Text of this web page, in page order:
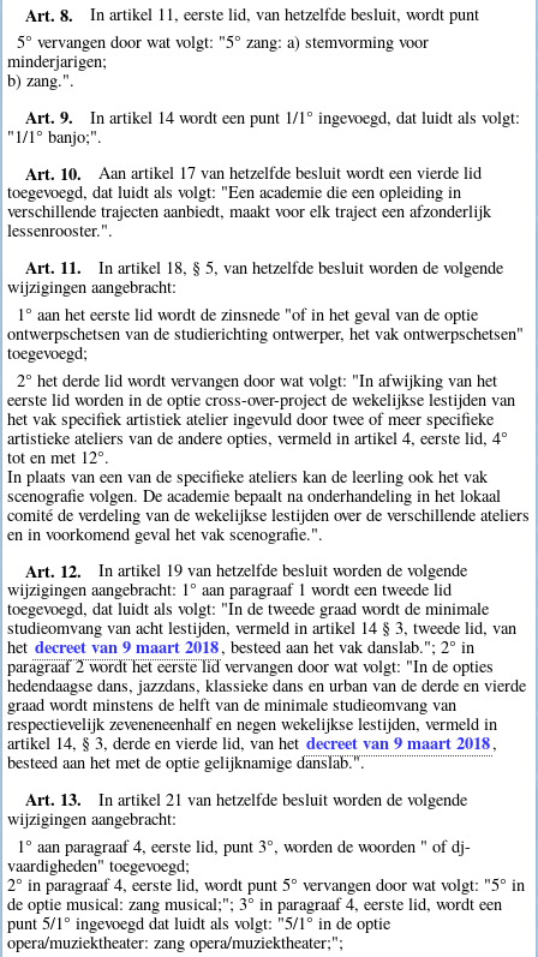
Art. 8.
In artikel 11, eerste lid, van hetzelfde besluit, wordt punt
5° vervangen door wat volgt: "5° zang: a) stemvorming voor
minderjarigen;
b) zang.".
Art. 9.
In artikel 14 wordt een punt 1/1° ingevoegd, dat luidt als volgt:
"1/1° banjo;".
Art. 10.
Aan artikel 17 van hetzelfde besluit wordt een vierde lid
toegevoegd, dat luidt als volgt: "Een academie die een opleiding in
verschillende trajecten aanbiedt, maakt voor elk traject een afzonderlijk
lessenrooster.".
Art. 11.
In artikel 18, § 5, van hetzelfde besluit worden de volgende
wijzigingen aangebracht:
1° aan het eerste lid wordt de zinsnede "of in het geval van de optie
ontwerpschetsen van de studierichting ontwerper, het vak ontwerpschetsen"
toegevoegd;
2° het derde lid wordt vervangen door wat volgt: "In afwijking van het
eerste lid worden in de optie cross-over-project de wekelijkse lestijden van
het vak specifiek artistiek atelier ingevuld door twee of meer specifieke
artistieke ateliers van de andere opties, vermeld in artikel 4, eerste lid, 4°
tot en met 12°.
In plaats van een van de specifieke ateliers kan de leerling ook het vak
scenografie volgen. De academie bepaalt na onderhandeling in het lokaal
comité de verdeling van de wekelijkse lestijden over de verschillende ateliers
en in voorkomend geval het vak scenografie.".
Art. 12.
In artikel 19 van hetzelfde besluit worden de volgende
wijzigingen aangebracht: 1° aan paragraaf 1 wordt een tweede lid
toegevoegd, dat luidt als volgt: "In de tweede graad wordt de minimale
studieomvang van acht lestijden, vermeld in artikel 14 § 3, tweede lid, van
het decreet van 9 maart 2018, besteed aan het vak danslab."; 2° in
paragraaf 2 wordt het eerste lid vervangen door wat volgt: "In de opties
hedendaagse dans, jazzdans, klassieke dans en urban van de derde en vierde
graad wordt minstens de helft van de minimale studieomvang van
respectievelijk zeveneneenhalf en negen wekelijkse lestijden, vermeld in
artikel 14, § 3, derde en vierde lid, van het decreet van 9 maart 2018,
besteed aan het met de optie gelijknamige danslab.".
Art. 13.
In artikel 21 van hetzelfde besluit worden de volgende
wijzigingen aangebracht:
1° aan paragraaf 4, eerste lid, punt 3°, worden de woorden " of dj-
vaardigheden" toegevoegd;
2° in paragraaf 4, eerste lid, wordt punt 5° vervangen door wat volgt: "5° in
de optie musical: zang musical;"; 3° in paragraaf 4, eerste lid, wordt een
punt 5/1° ingevoegd dat luidt als volgt: "5/1° in de optie
opera/muziektheater: zang opera/muziektheater;";